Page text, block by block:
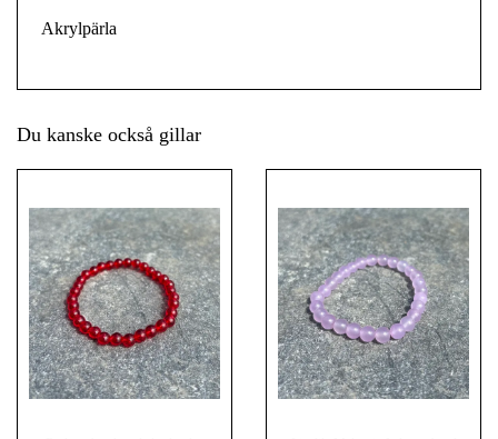
Akrylpärla
Du kanske också gillar